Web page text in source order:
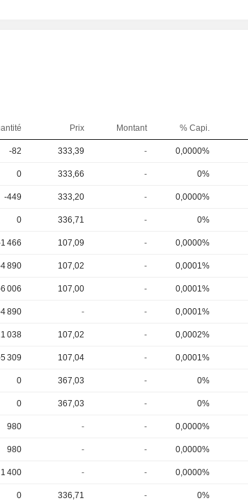
Prix Montant % Capi.
-82 333,39 - 0,0000%
0 333,66 - 0%
-449 333,20 - 0,0000%
0 336,71 - 0%
466 107,09 - 0,0000%
890 107,02 - 0,0001%
006 107,00 - 0,0001%
890 - - 0,0001%
038 107,02 - 0,0002%
309 107,04 - 0,0001%
0 367,03 - 0%
0 367,03 - 0%
980 - - 0,0000%
980 - - 0,0000%
1 400 - - 0,0000%
0 336,71 - 0%